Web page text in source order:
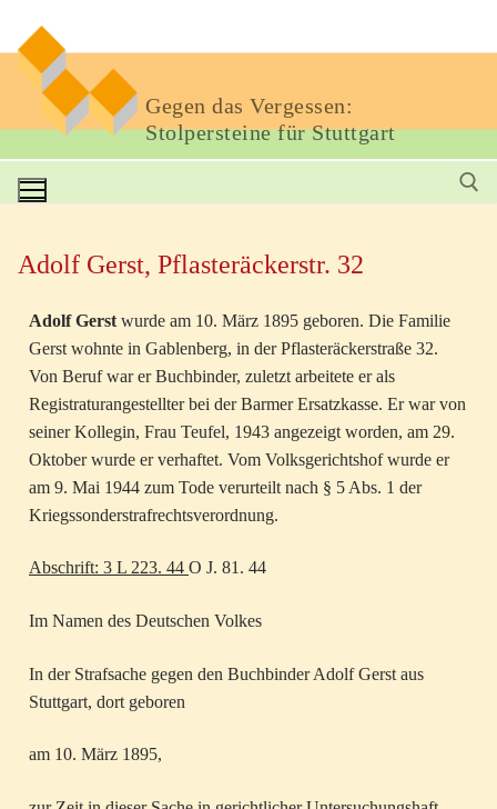
Gegen das Vergessen:
Stolpersteine für Stuttgart
Adolf Gerst, Pflasteräckerstr. 32
Adolf Gerst wurde am 10. März 1895 geboren. Die Familie
Gerst wohnte in Gablenberg, in der Pflasteräckerstraße 32.
Von Beruf war er Buchbinder, zuletzt arbeitete er als
Registraturangestellter bei der Barmer Ersatzkasse. Er war von
seiner Kollegin, Frau Teufel, 1943 angezeigt worden, am 29.
Oktober wurde er verhaftet. Vom Volksgerichtshof wurde er
am 9. Mai 1944 zum Tode verurteilt nach § 5 Abs. 1 der
Kriegssonderstrafrechtsverordnung.
Abschrift: 3 L 223. 44 O J. 81. 44
Im Namen des Deutschen Volkes
In der Strafsache gegen den Buchbinder Adolf Gerst aus
Stuttgart, dort geboren
am 10. März 1895,